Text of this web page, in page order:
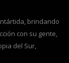
brindando
con su gente,
del Sur,